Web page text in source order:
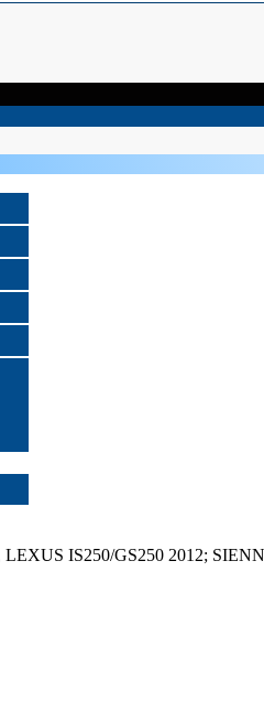
LEXUS IS250/GS250 2012;